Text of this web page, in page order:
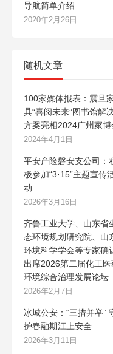
导航简单介绍
2020年2月26日
随机文章
100家媒体报表：震旦
具“喜阅未来”图书馆解
方案亮相2024广州家博
2024年4月1日
平安产险磐安支公司：
极参加“3·15”主题宣传
动
2026年3月16日
齐鲁工业大学、山东省
态环境规划研究院、山
环境科学学会等专家确
出席2026第二届化工医
环境综合治理发展论坛
2026年2月7日
冰城公安：“三措并举”
护春融期江上安全
2026年3月11日